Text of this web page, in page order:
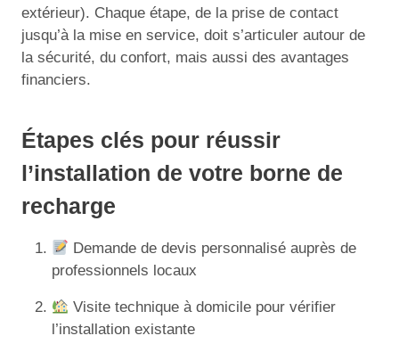
extérieur). Chaque étape, de la prise de contact
jusqu’à la mise en service, doit s’articuler autour de
la sécurité, du confort, mais aussi des avantages
financiers.
Étapes clés pour réussir
l’installation de votre borne de
recharge
Demande de devis personnalisé auprès de
professionnels locaux
Visite technique à domicile pour vérifier
l’installation existante